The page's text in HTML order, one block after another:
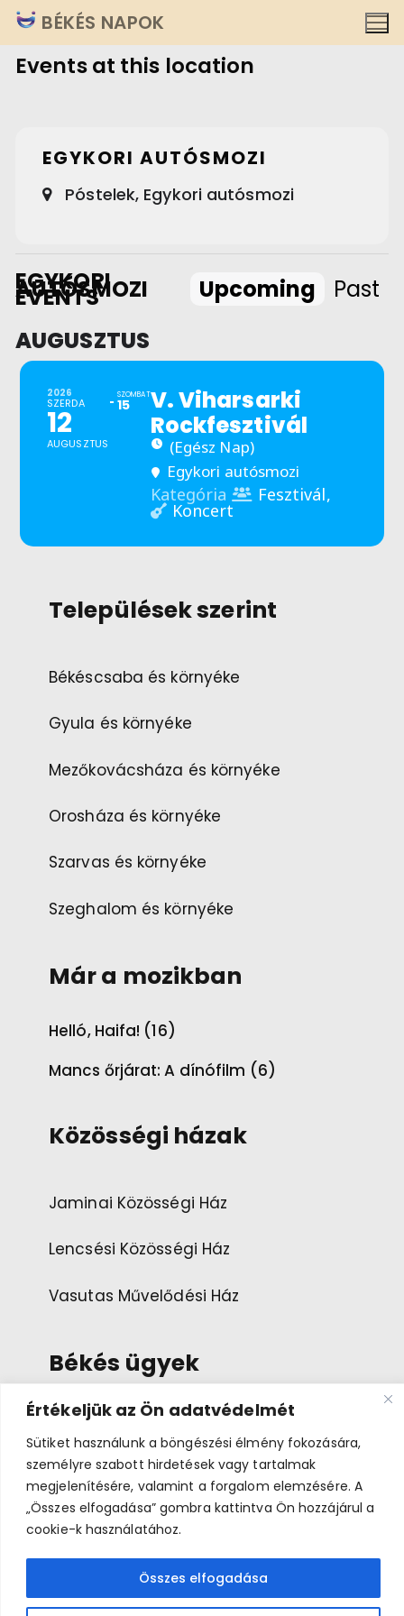
Értékeljük az Ön adatvédelmét
Sütiket használunk a böngészési élmény fokozására,
személyre szabott hirdetések vagy tartalmak
megjelenítésére, valamint a forgalom elemzésére. A
„Összes elfogadása” gombra kattintva Ön hozzájárul a
cookie-k használatához.
Összes elfogadása
Ugrás
a
tartalomra
BÉKÉS NAPOK
Events at this location
EGYKORI AUTÓSMOZI
Póstelek, Egykori autósmozi
EGYKORI
AUTÓSMOZI
EVENTS Upcoming
Past
AUGUSZTUS
2026
SZERDA
12
AUGUSZTUS
SZOMBAT
15
V. Viharsarki
Rockfesztivál
(Egész Nap)
Egykori autósmozi
Kategória Fesztivál,
Koncert
Települések szerint
Békéscsaba és környéke
Gyula és környéke
Mezőkovácsháza és környéke
Orosháza és környéke
Szarvas és környéke
Szeghalom és környéke
Már a mozikban
Helló, Haifa! (16)
Mancs őrjárat: A dínófilm (6)
Közösségi házak
Jaminai Közösségi Ház
Lencsési Közösségi Ház
Vasutas Művelődési Ház
Békés ügyek
Bemutatkozás
Békés Napok 2026 © A médiatartalmakkal az eredeti